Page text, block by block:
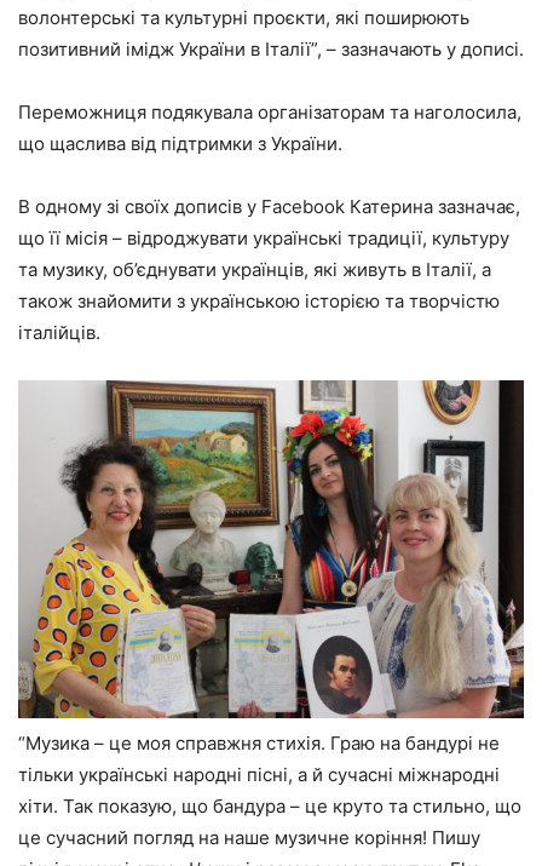
волонтерські та культурні проєкти, які поширюють
позитивний імідж України в Італії”, – зазначають у дописі.
Переможниця подякувала організаторам та наголосила,
що щаслива від підтримки з України.
В одному зі своїх дописів у Facebook Катерина зазначає,
що її місія – відроджувати українські традиції, культуру
та музику, об’єднувати українців, які живуть в Італії, а
також знайомити з українською історією та творчістю
італійців.
“Музика – це моя справжня стихія. Граю на бандурі не
тільки українські народні пісні, а й сучасні міжнародні
хіти. Так показую, що бандура – це круто та стильно, що
це сучасний погляд на наше музичне коріння! Пишу